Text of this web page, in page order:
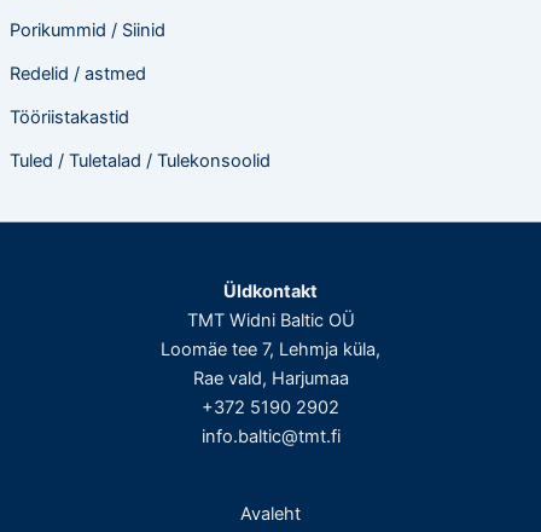
Porikummid / Siinid
Redelid / astmed
Tööriistakastid
Tuled / Tuletalad / Tulekonsoolid
Üldkontakt
TMT Widni Baltic OÜ
Loomäe tee 7, Lehmja küla,
Rae vald, Harjumaa
+372 5190 2902
info.baltic@tmt.fi
Avaleht